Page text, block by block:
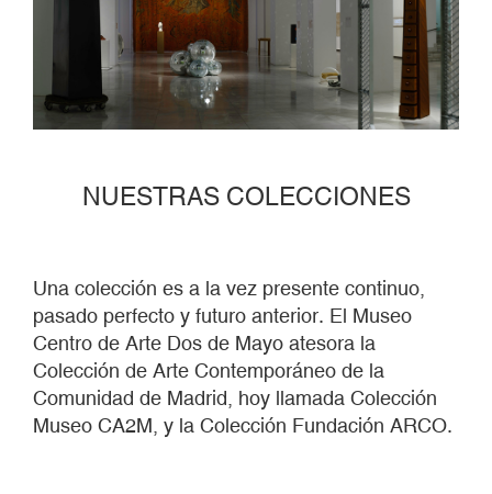
NUESTRAS COLECCIONES
Una colección es a la vez presente continuo,
pasado perfecto y futuro anterior. El Museo
Centro de Arte Dos de Mayo atesora la
Colección de Arte Contemporáneo de la
Comunidad de Madrid, hoy llamada Colección
Museo CA2M, y la Colección Fundación ARCO.